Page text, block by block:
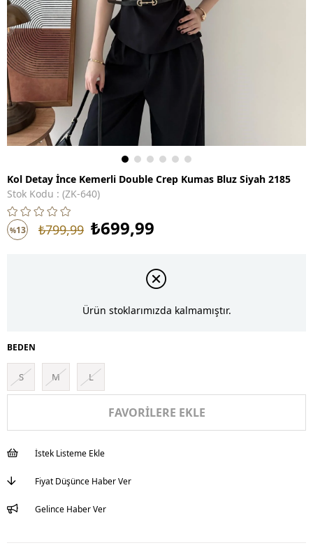
Kol Detay İnce Kemerli Double Crep Kumas Bluz Siyah 2185
Stok Kodu
(ZK-640)
%13 ₺799,99 ₺699,99
Ürün stoklarımızda kalmamıştır.
BEDEN
S M L
FAVORILERE EKLE
İstek Listeme Ekle
Fiyat Düşünce Haber Ver
Gelince Haber Ver